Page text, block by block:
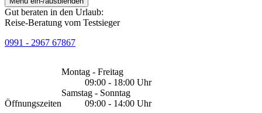
Gut beraten in den Urlaub:
Reise-Beratung vom Testsieger
0991 - 2967 67867
Öffnungszeiten
Montag - Freitag
09:00 - 18:00 Uhr
Samstag - Sonntag
09:00 - 14:00 Uhr